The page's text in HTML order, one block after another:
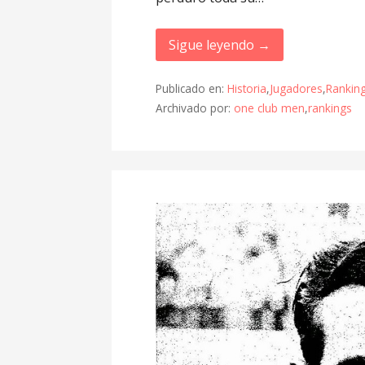
Sigue leyendo →
Publicado en:Historia,Jugadores,
Archivado por: one club men,rankings